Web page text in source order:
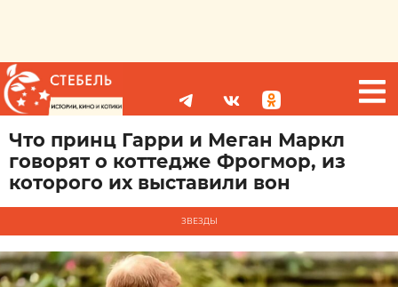
Что принц Гарри и Меган Маркл
говорят о коттедже Фрогмор, из
которого их выставили вон
ЗВЕЗДЫ